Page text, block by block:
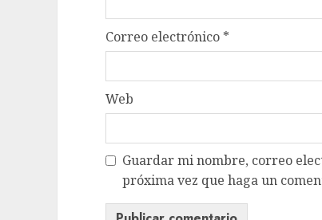
Correo electrónico *
Web
Guardar mi nombre, correo
próxima vez que haga un